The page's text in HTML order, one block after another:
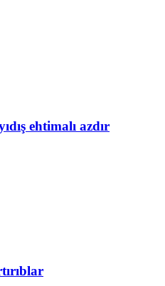
ehtimalı azdır